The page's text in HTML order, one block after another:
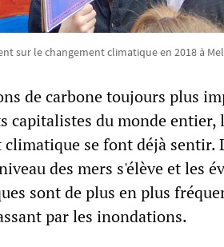
sur le changement climatique en 2018 à
de carbone toujours plus
capitalistes du monde entier,
se font déjà sentir.
des mers s'élève et les
sont de plus en plus
par les inondations.